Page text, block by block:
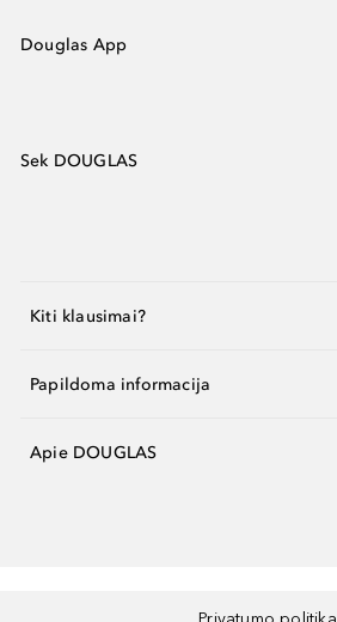
Douglas App
Sek DOUGLAS
Kiti klausimai?
Papildoma informacija
Apie DOUGLAS